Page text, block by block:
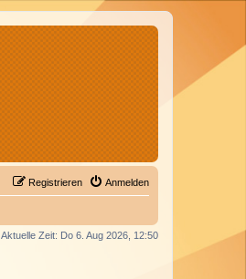
Anmelden
Registrieren
Aktuelle Zeit: Do 6. Aug 2026, 12:50